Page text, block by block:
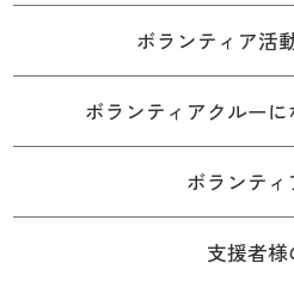
ボランティア活
ボランティアクルー
ボランティ
支援者様